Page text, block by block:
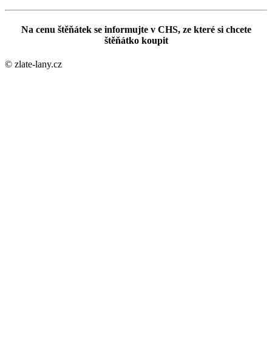
Na cenu štěňátek se informujte v CHS, ze které si chcete
štěňátko koupit
© zlate-lany.cz